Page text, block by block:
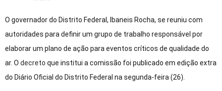
O governador do Distrito Federal, Ibaneis Rocha, se reuniu com
autoridades para definir um grupo de trabalho responsável por
elaborar um plano de ação para eventos críticos de qualidade do
ar. O decreto que institui a comissão foi publicado em edição extra
do Diário Oficial do Distrito Federal na segunda-feira (26).